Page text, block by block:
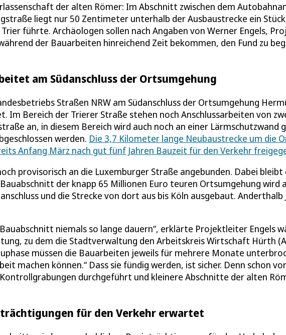
der alten Römer: Im Abschnitt zwischen dem
liegt nur 50 Zentimeter unterhalb der Ausbaustrecke ein
führte. Archäologen sollen nach Angaben von Werner Engels,
der Bauarbeiten hinreichend Zeit bekommen, den Fund zu
am Südanschluss der Ortsumgehung
Straßen NRW am Südanschluss der Ortsumgehung
Im Bereich der Trierer Straße stehen noch Anschlussarbeiten von
an, in diesem Bereich wird auch noch an einer Lärmschutzwand
werden. Die 3,7 Kilometer lange Neubaustrecke um die
Anfang März nach gut fünf Jahren Bauzeit für den Verkehr
provisorisch an die Luxemburger Straße angebunden. Dabei
der knapp 65 Millionen Euro teuren Ortsumgehung wird
und die Strecke von dort aus bis Köln ausgebaut. Anderthalb
niemals so lange dauern“, erklärte Projektleiter Engels
zu dem die Stadtverwaltung den Arbeitskreis Wirtschaft Hürth
müssen die Bauarbeiten jeweils für mehrere Monate
machen können.“ Dass sie fündig werden, ist sicher. Denn schon
durchgeführt und kleinere Abschnitte der alten
für den Verkehr erwartet